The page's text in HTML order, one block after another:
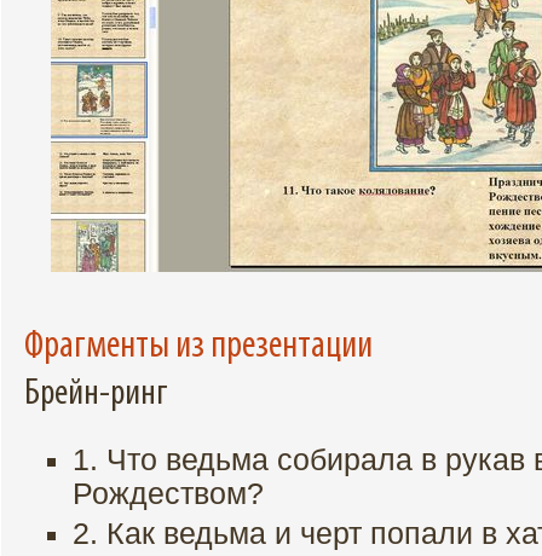
Фрагменты из презентации
Брейн-ринг
1. Что ведьма собирала в рукав
Рождеством?
2. Как ведьма и черт попали в